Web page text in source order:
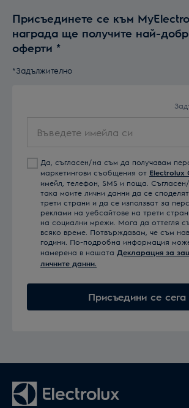
Присъединете се към
награда ще получите най-
оферти *
*Задължително
имейла
Да, съгласен/на съм да получавам
маркетингови съобщения от Electrolux
имейл, телефон, SMS и поща.
така моите лични данни да се
трети страни и да се използват за
реклами на уебсайтове на трети
на социални мрежи. Мога да оттегля
всяко време. Потвърждавам, че съм
години. По-подробна информация
намерена в нашата Декларация за
личните данни.
Присъедини се сега